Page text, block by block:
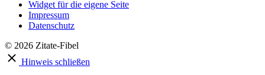
Widget für die eigene Seite
Impressum
Datenschutz
© 2026 Zitate-Fibel
Hinweis schließen